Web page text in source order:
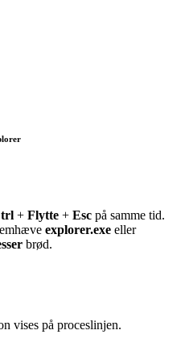
+ Flytte + Esc på samme tid.
explorer.exe eller
brød.
vises på proceslinjen.